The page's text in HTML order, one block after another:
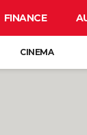
FINANCE
CINEMA